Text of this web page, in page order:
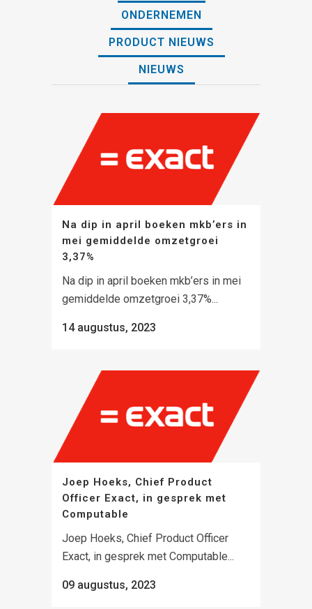
ONDERNEMEN
PRODUCT NIEUWS
NIEUWS
Na dip in april boeken mkb’ers in
mei gemiddelde omzetgroei
3,37%
Na dip in april boeken mkb’ers in mei
gemiddelde omzetgroei 3,37%...
14 augustus, 2023
Joep Hoeks, Chief Product
Officer Exact, in gesprek met
Computable
Joep Hoeks, Chief Product Officer
Exact, in gesprek met Computable...
09 augustus, 2023